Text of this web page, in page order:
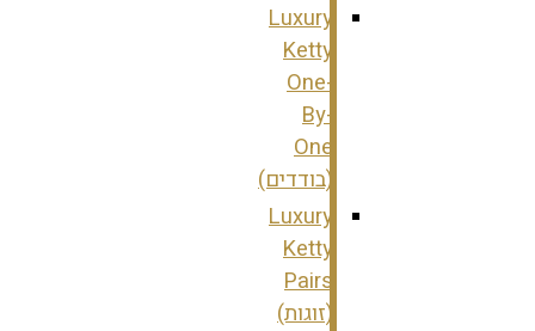
Luxury
Ketty
One-
By-
One
(בודדים)
Luxury
Ketty
Pairs
(זוגות)